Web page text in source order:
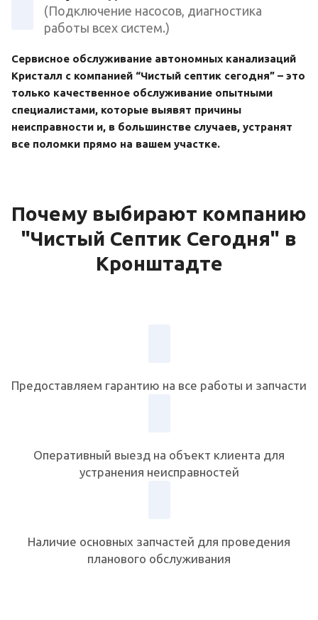
(Подключение насосов, диагностика
работы всех систем.)
Сервисное обслуживание автономных канализаций
Кристалл с компанией “Чистый септик сегодня” – это
только качественное обслуживание опытными
специалистами, которые выявят причины
неисправности и, в большинстве случаев, устранят
все поломки прямо на вашем участке.
Почему выбирают компанию
"Чистый Септик Сегодня" в
Кронштадте
Предоставляем гарантию на все работы и запчасти
Оперативный выезд на объект клиента для
устранения неисправностей
Наличие основных запчастей для проведения
планового обслуживания